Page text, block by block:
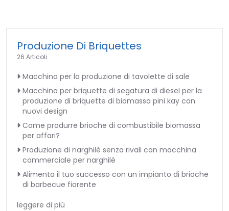
Produzione Di Briquettes
26 Articoli
Macchina per la produzione di tavolette di sale
Macchina per briquette di segatura di diesel per la
produzione di briquette di biomassa pini kay con
nuovi design
Come produrre brioche di combustibile biomassa
per affari?
Produzione di narghilè senza rivali con macchina
commerciale per narghilè
Alimenta il tuo successo con un impianto di brioche
di barbecue fiorente
leggere di più